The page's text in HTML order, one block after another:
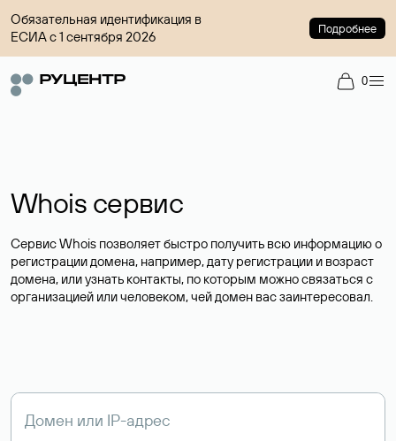
Обязательная идентификация в
ЕСИА с 1 сентября 2026
Подробнее
0
Whois сервис
Сервис Whois позволяет быстро получить всю информацию о
регистрации домена, например, дату регистрации и возраст
домена, или узнать контакты, по которым можно связаться с
организацией или человеком, чей домен вас заинтересовал.